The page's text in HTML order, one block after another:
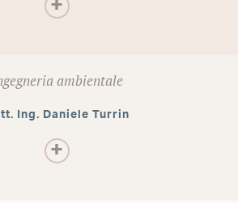
ambientale
Ing. Daniele Turrin